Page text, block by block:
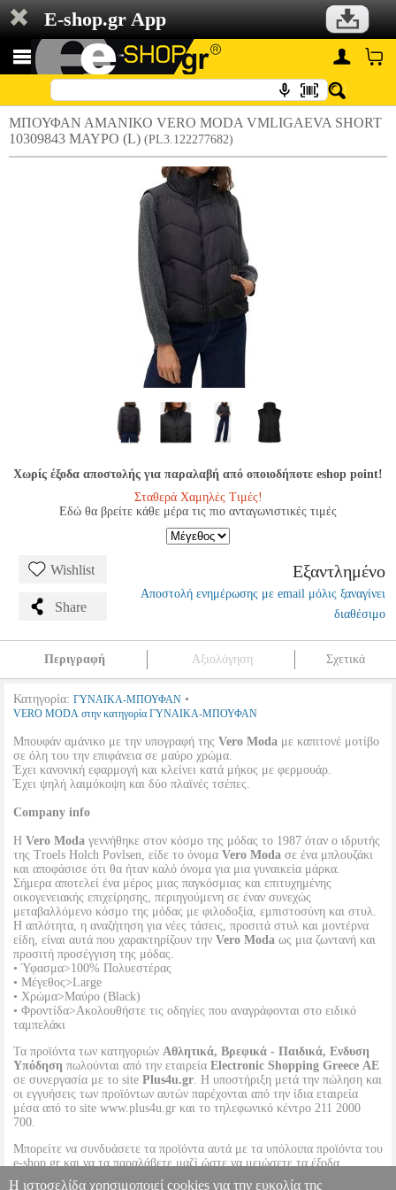
E-shop.gr App
ΜΠΟΥΦΑΝ ΑΜΑΝΙΚΟ VERO MODA VMLIGAEVA SHORT
10309843 ΜΑΥΡΟ (L) (PL3.122277682)
Χωρίς έξοδα αποστολής για παραλαβή από οποιοδήποτε eshop point!
Σταθερά Χαμηλές Τιμές!
Εδώ θα βρείτε κάθε μέρα τις πιο ανταγωνιστικές τιμές
Wishlist
Share
Εξαντλημένο
Αποστολή ενημέρωσης με email μόλις ξαναγίνει
διαθέσιμο
Περιγραφή Αξιολόγηση Σχετικά
Κατηγορία: ΓΥΝΑΙΚΑ-ΜΠΟΥΦΑΝ •
VERO MODA στην κατηγορία ΓΥΝΑΙΚΑ-ΜΠΟΥΦΑΝ
Μπουφάν αμάνικο με την υπογραφή της Vero Moda με καπιτονέ μοτίβο
σε όλη του την επιφάνεια σε μαύρο χρώμα.
Έχει κανονική εφαρμογή και κλείνει κατά μήκος με φερμουάρ.
Έχει ψηλή λαιμόκοψη και δύο πλαϊνές τσέπες.
Company info
Η Vero Moda γεννήθηκε στον κόσμο της μόδας το 1987 όταν ο ιδρυτής
της Troels Holch Povlsen, είδε το όνομα Vero Moda σε ένα μπλουζάκι
και αποφάσισε ότι θα ήταν καλό όνομα για μια γυναικεία μάρκα.
Σήμερα αποτελεί ένα μέρος μιας παγκόσμιας και επιτυχημένης
οικογενειακής επιχείρησης, περιηγούμενη σε έναν συνεχώς
μεταβαλλόμενο κόσμο της μόδας με φιλοδοξία, εμπιστοσύνη και στυλ.
Η απλότητα, η αναζήτηση για νέες τάσεις, προσιτά στυλ και μοντέρνα
είδη, είναι αυτά που χαρακτηρίζουν την Vero Moda ως μια ζωντανή και
προσιτή προσέγγιση της μόδας.
• Ύφασμα>100% Πολυεστέρας
• Μέγεθος>Large
• Χρώμα>Μαύρο (Black)
• Φροντίδα>Ακολουθήστε τις οδηγίες που αναγράφονται στο ειδικό
ταμπελάκι
Τα προϊόντα των κατηγοριών Αθλητικά, Βρεφικά - Παιδικά, Ενδυση
Υπόδηση πωλούνται από την εταιρεία Electronic Shopping Greece ΑΕ
σε συνεργασία με το site Plus4u.gr. Η υποστήριξη μετά την πώληση και
οι εγγυήσεις των προϊόντων αυτών παρέχονται από την ίδια εταιρεία
μέσα από το site www.plus4u.gr και το τηλεφωνικό κέντρο 211 2000
700.
Μπορείτε να συνδυάσετε τα προϊόντα αυτά με τα υπόλοιπα προϊόντα του
e-shop.gr και να τα παραλάβετε μαζί ώστε να μειώσετε τα έξοδα
αποστολής. Μπορείτε επίσης να παραλάβετε από οποιοδήποτε eshop
Η ιστοσελίδα χρησιμοποιεί cookies για την ευκολία της